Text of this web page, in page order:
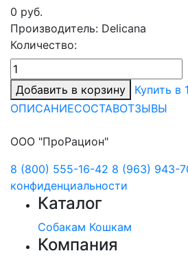
0 руб.
Производитель: Delicana
Количество:
Добавить в корзину
Купить в
ОПИСАНИЕСОСТАВОТЗЫВЫ
ООО "ПроРацион"
8 (800) 555-16-42 8 (963) 943-
конфиденциальности
Каталог
Собакам Кошкам
Компания